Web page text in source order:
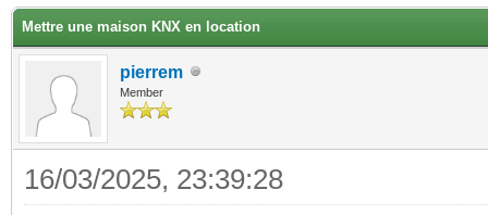
Mettre une maison KNX en location
pierrem
Member
16/03/2025, 23:39:28